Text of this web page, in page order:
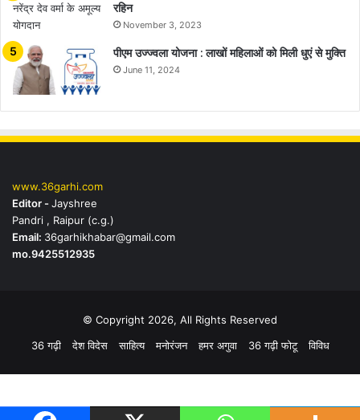
रहिन
November 3, 2023
पीएम उज्ज्वला योजना : लाखों महिलाओं को मिली धुएं से मुक्ति
June 11, 2024
www.36garhi.com
Editor -Jayshree
Pandri , Raipur (c.g.)
Email: 36garhikhabar@gmail.com
mo.9425512935
© Copyright 2026, All Rights Reserved
36 गढ़ी
देश विदेस साहित्य मनोरंजन हमर अगुवा 36 गढ़ी फोटू विविध